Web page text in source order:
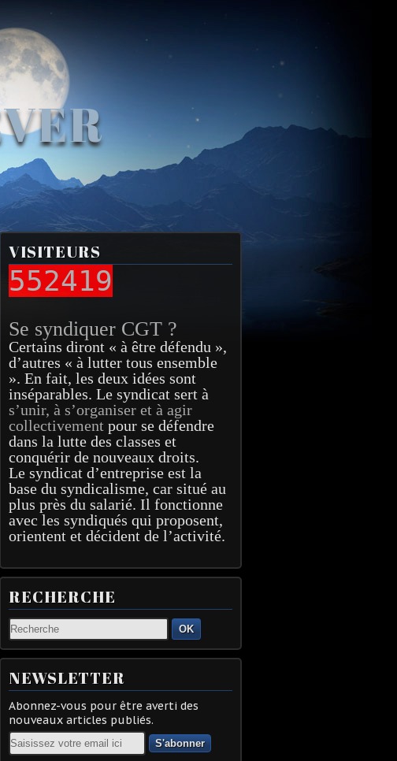
VISITEURS
552419
Se syndiquer CGT ?
Certains diront « à être défendu »,
d’autres « à lutter tous ensemble
». En fait, les deux idées sont
inséparables. Le syndicat sert à
s’unir, à s’organiser et à agir
collectivement pour se défendre
dans la lutte des classes et
conquérir de nouveaux droits.
Le syndicat d’entreprise est la
base du syndicalisme, car situé au
plus près du salarié. Il fonctionne
avec les syndiqués qui proposent,
orientent et décident de l’activité.
RECHERCHE
OK
NEWSLETTER
Abonnez-vous pour être averti des
nouveaux articles publiés.
Email